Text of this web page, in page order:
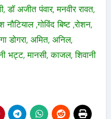
डॉ अजीत पंवार, मनवीर रावत,
,गोविंद बिष्ट ,रोशन,
डोगरा, अमित, अनिल,
भट्ट, मानसी, काजल, शिवानी